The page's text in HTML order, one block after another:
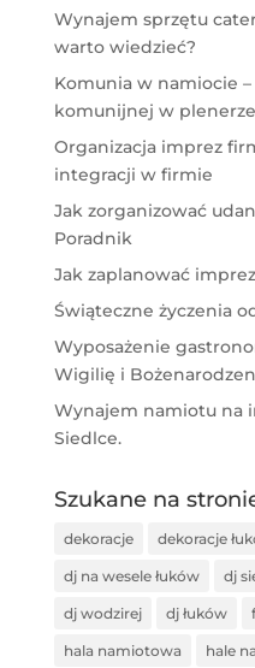
Wynajem sprzętu
warto wiedzieć?
Komunia w namiocie
komunijnej w plenerze
Organizacja imprez
integracji w firmie
Jak zorganizować
Poradnik
Jak zaplanować
Świąteczne życzenia
Wyposażenie
Wigilię i
Wynajem namiotu na
Siedlce.
Szukane na
dekoracje dekoracje
dj na wesele łuków dj
dj wodzirej dj łuków
hala namiotowa hale